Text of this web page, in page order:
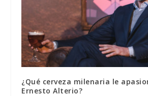
¿Qué cerveza milenaria le
Ernesto Alterio?